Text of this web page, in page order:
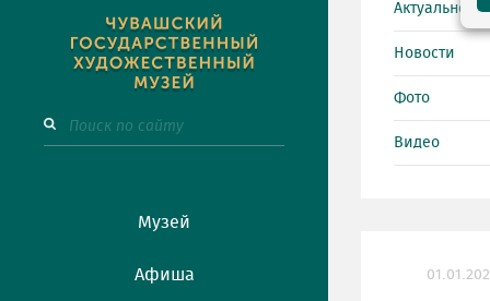
Музей
Афиша
Актуально
Новости
Фото
Видео